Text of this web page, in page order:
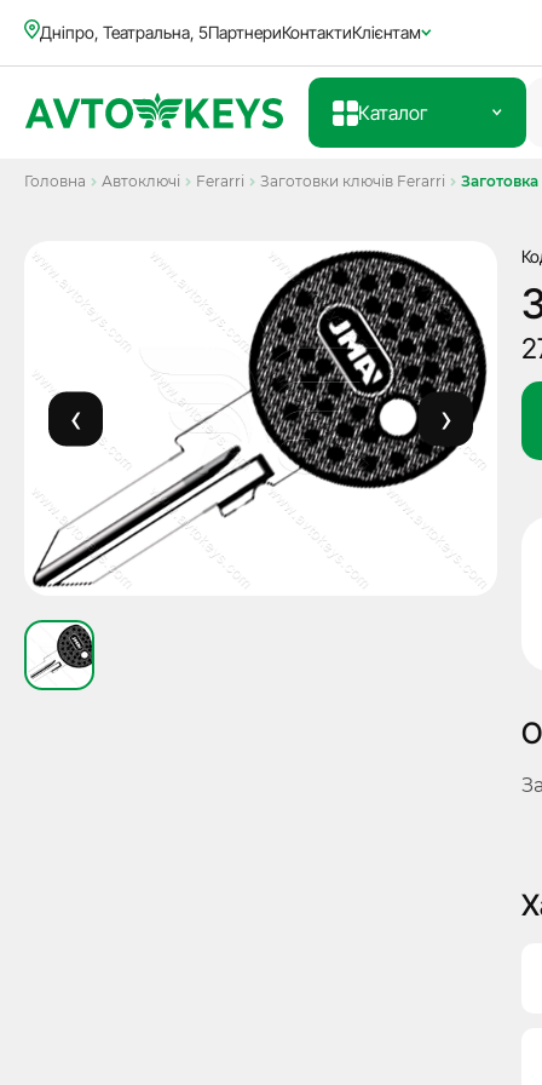
Дніпро, Театральна, 5ПартнериКонтактиКлієнтам
Каталог
Головна Автоключі Ferarri Заготовки ключів Ferarri